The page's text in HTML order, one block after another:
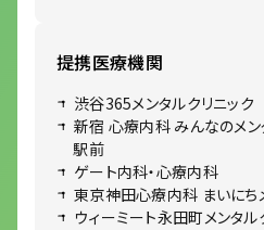
提携医療機関
渋谷365メンタルクリニック
新宿 心療内科 みんなのメン
駅前
ゲート内科・心療内科
東京神田心療内科 まいにち
ウィーミート永田町メンタル